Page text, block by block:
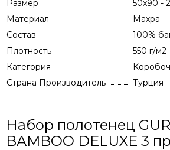
Размер
50х90 -
Материал
Махра
Состав
100%
Плотность
550 г/м2
Категория
Страна Производитель
Турция
Набор полотенец
BAMBOO DELUXE 3